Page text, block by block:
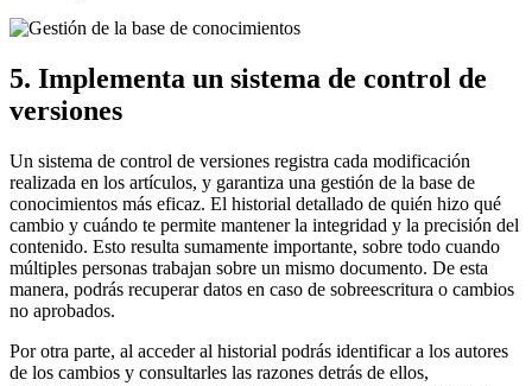
5. Implementa un sistema de control de
versiones
Un sistema de control de versiones registra cada modificación
realizada en los artículos, y garantiza una gestión de la base de
conocimientos más eficaz. El historial detallado de quién hizo qué
cambio y cuándo te permite mantener la integridad y la precisión del
contenido. Esto resulta sumamente importante, sobre todo cuando
múltiples personas trabajan sobre un mismo documento. De esta
manera, podrás recuperar datos en caso de sobreescritura o cambios
no aprobados.
Por otra parte, al acceder al historial podrás identificar a los autores
de los cambios y consultarles las razones detrás de ellos,